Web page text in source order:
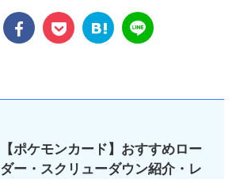
【ポケモンカード】おすすめロー
ダー・スクリューダウン紹介・レ